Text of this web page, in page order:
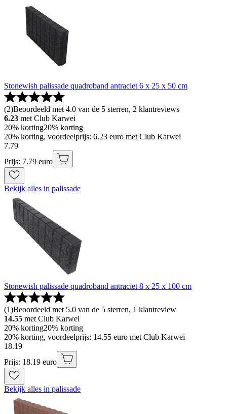
Stonewish palissade quadroband antraciet 6 x 25 x 50 cm
(2)Beoordeeld met 4.0 van de 5 sterren, 2 klantreviews
6.23 met Club Karwei
20% korting20% korting
20% korting, voordeelprijs: 6.23 euro met Club Karwei
7.79
Prijs: 7.79 euro
Bekijk alles in palissade
Stonewish palissade quadroband antraciet 8 x 25 x 100 cm
(1)Beoordeeld met 5.0 van de 5 sterren, 1 klantreview
14.55 met Club Karwei
20% korting20% korting
20% korting, voordeelprijs: 14.55 euro met Club Karwei
18.19
Prijs: 18.19 euro
Bekijk alles in palissade